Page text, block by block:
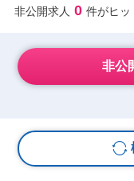
非公開求人 0 件がヒッ
非公